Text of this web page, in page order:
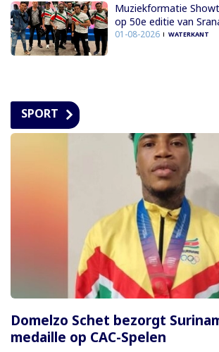
Muziekformatie
op 50e editie van
01-08-2026 WATERKANT
SPORT
Domelzo Schet bezorgt
medaille op CAC-Spelen